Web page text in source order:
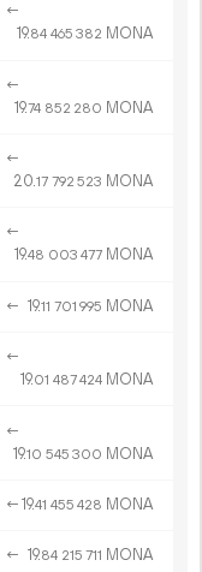
←
19.84 465 382 MONA
←
19.74 852 280 MONA
←
20.17 792 523 MONA
←
19.48 003 477 MONA
← 19.11 701 995 MONA
←
19.01 487424 MONA
←
19.10 545 300 MONA
←19.41 455 428 MONA
← 19.84 215 711 MONA